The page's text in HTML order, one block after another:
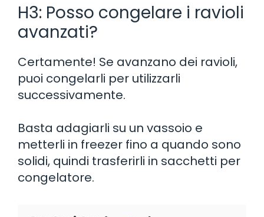
H3: Posso congelare i ravioli
avanzati?
Certamente! Se avanzano dei ravioli,
puoi congelarli per utilizzarli
successivamente.
Basta adagiarli su un vassoio e
metterli in freezer fino a quando sono
solidi, quindi trasferirli in sacchetti per
congelatore.